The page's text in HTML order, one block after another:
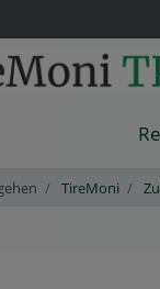
TireMoni